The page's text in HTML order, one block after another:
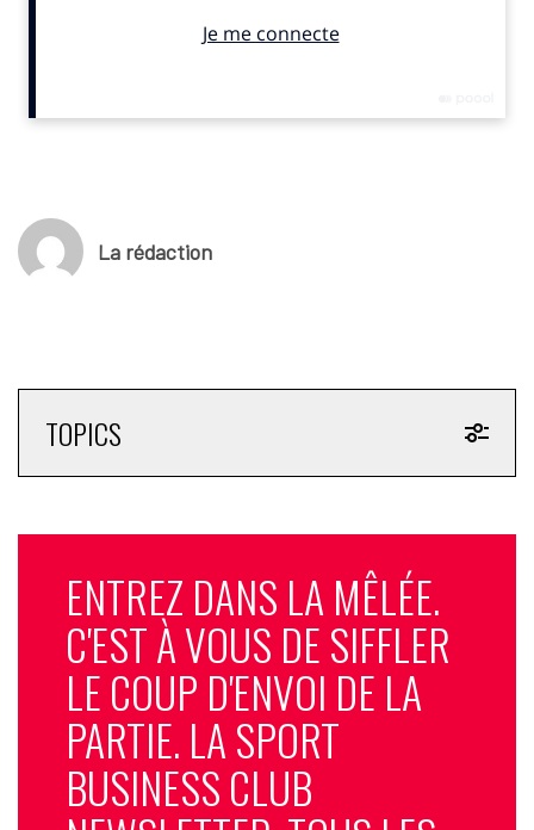
Veyssy, Éditions Le bord de l’eau avec la Fondation Jean-
© SportBusiness.Club Avril 2025
La rédaction
TOPICS
ENTREZ DANS LA MÊLÉE.
C'EST À VOUS DE SIFFLER
LE COUP D'ENVOI DE LA
PARTIE. LA SPORT
BUSINESS CLUB